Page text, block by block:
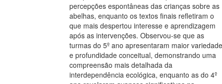
percepções espontâneas das crianças sobre as
abelhas, enquanto os textos finais refletiram o
que mais despertou interesse e aprendizagem
após as intervenções. Observou-se que as
turmas do 5º ano apresentaram maior variedade
e profundidade conceitual, demonstrando uma
compreensão mais detalhada da
interdependência ecológica, enquanto as do 4º